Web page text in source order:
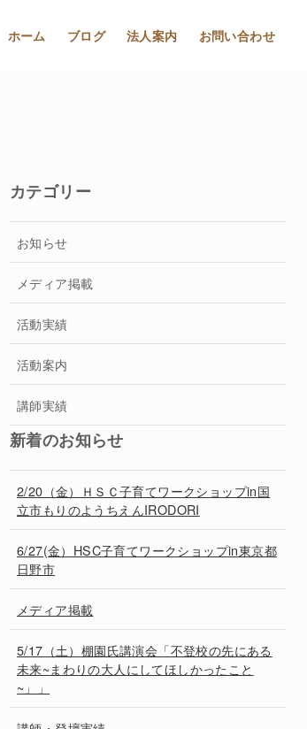
ホーム ブログ 法人案内 お問い合わせ
カテゴリー
お知らせ
メディア掲載
活動実績
活動案内
講師実績
新着のお知らせ
2/20（金）ＨＳＣ子育てワークショップin国
立市もりのようちえんIRODORI
6/27(金）HSC子育てワークショップin東京都
日野市
メディア掲載
5/17（土）棚園氏講演会「不登校の先にある
未来~まわりの大人にしてほしかったこと
~」」